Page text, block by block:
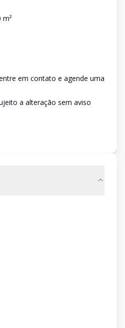
em contato e agende uma
a alteração sem aviso